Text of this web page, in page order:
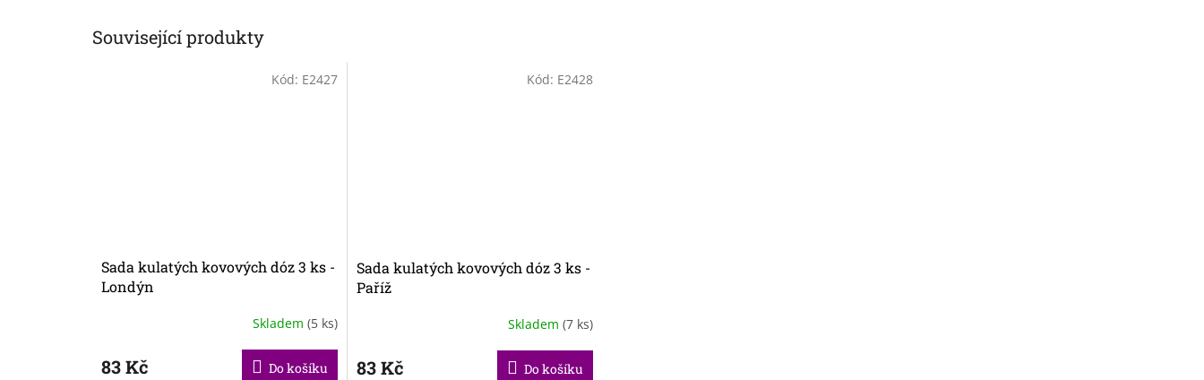
Související produkty
Sada kulatých kovových dóz 3 ks -
Londýn
Skladem (5 ks)
83 Kč Do košíku
Kód: E2427
Sada kulatých kovových dóz 3 ks -
Paříž
Skladem (7 ks)
83 Kč Do košíku
Kód: E2428